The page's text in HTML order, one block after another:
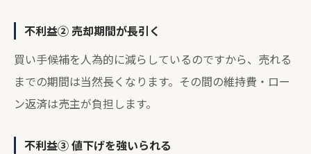
不利益② 売却期間が長引く
買い手候補を人為的に減らしているのですから、売れる
までの期間は当然長くなります。その間の維持費・ロー
ン返済は売主が負担します。
不利益③ 値下げを強いられる